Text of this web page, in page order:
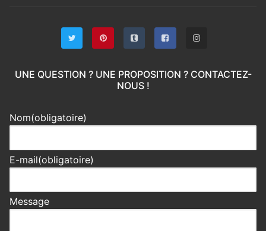
UNE QUESTION ? UNE PROPOSITION ? CONTACTEZ-
NOUS !
Nom(obligatoire)
E-mail(obligatoire)
Message